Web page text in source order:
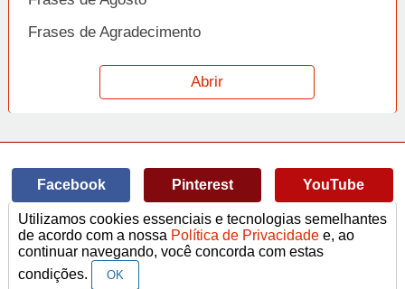
Frases de Agradecimento
Frases de Amizade
Frases de Amor
Frases de Arrependimento
Frases de Atitude
Frases de Azar
Abrir
Facebook Pinterest YouTube
© Copyright 2014-2022A Frase.
Termos de Uso / Privacidade
Frases
Vídeos
contato@afrase.com.br
Utilizamos cookies essenciais e tecnologias semelhantes
de acordo com a nossa Política de Privacidade e, ao
continuar navegando, você concorda com estas
condições.
OK